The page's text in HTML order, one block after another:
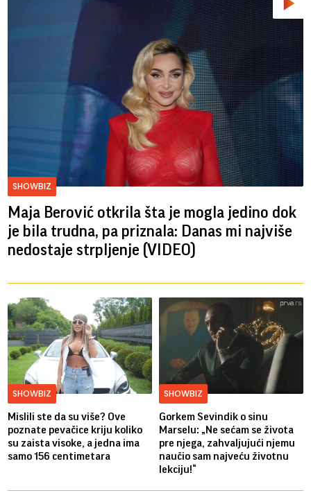
SHOWBIZ
Maja Berović otkrila šta je mogla jedino dok
je bila trudna, pa priznala: Danas mi najviše
nedostaje strpljenje (VIDEO)
SHOWBIZ
Mislili ste da su više? Ove
poznate pevačice kriju koliko
su zaista visoke, a jedna ima
samo 156 centimetara
SHOWBIZ
Gorkem Sevindik o sinu
Marselu: „Ne sećam se života
pre njega, zahvaljujući njemu
naučio sam najveću životnu
lekciju!“